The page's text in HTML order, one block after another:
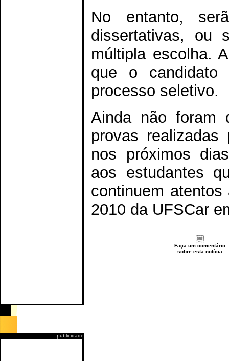
publicidade
No entanto,
dissertativas, ou
múltipla escolha.
que o candidato
processo seletivo.
Ainda não foram
provas
nos próximos
aos estudantes
continuem
2010 da UFSCar
Faça um comentário
sobre esta notícia